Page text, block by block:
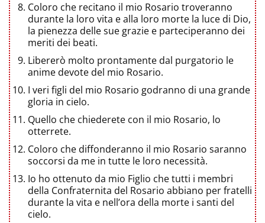
Coloro che recitano il mio Rosario troveranno
durante la loro vita e alla loro morte la luce di Dio,
la pienezza delle sue grazie e parteciperanno dei
meriti dei beati.
Libererò molto prontamente dal purgatorio le
anime devote del mio Rosario.
I veri figli del mio Rosario godranno di una grande
gloria in cielo.
Quello che chiederete con il mio Rosario, lo
otterrete.
Coloro che diffonderanno il mio Rosario saranno
soccorsi da me in tutte le loro necessità.
Io ho ottenuto da mio Figlio che tutti i membri
della Confraternita del Rosario abbiano per fratelli
durante la vita e nell’ora della morte i santi del
cielo.